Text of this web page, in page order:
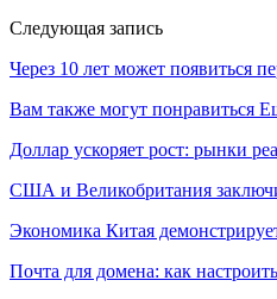
Следующая запись
Через 10 лет может появиться
Вам также могут понравиться
Доллар ускоряет рост: рынки
США и Великобритания
Экономика Китая
Почта для домена: как